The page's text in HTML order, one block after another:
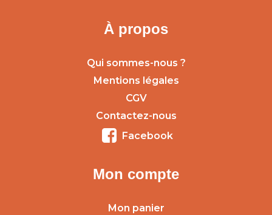
À propos
Qui sommes-nous ?
Mentions légales
CGV
Contactez-nous
Facebook
Mon compte
Mon panier